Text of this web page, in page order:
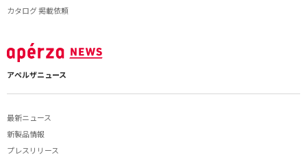
カタログ 掲載依頼
アペルザニュース
最新ニュース
新製品情報
プレスリリース